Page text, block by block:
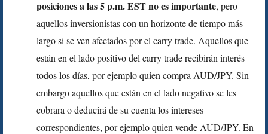
posiciones a las 5 p.m. EST no es importante, pero
aquellos inversionistas con un horizonte de tiempo más
largo si se ven afectados por el carry trade. Aquellos que
están en el lado positivo del carry trade recibirán interés
todos los días, por ejemplo quien compra AUD/JPY. Sin
embargo aquellos que están en el lado negativo se les
cobrara o deducirá de su cuenta los intereses
correspondientes, por ejemplo quien vende AUD/JPY. En